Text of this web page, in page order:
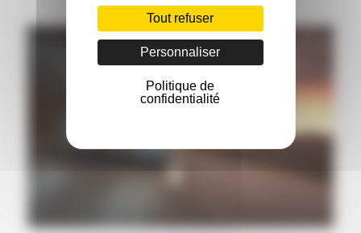
Tout refuser
Personnaliser
Politique de
confidentialité